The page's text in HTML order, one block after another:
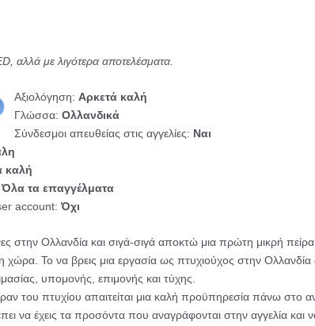
αλλά με λιγότερα αποτελέσματα.
Αξιολόγηση:Αρκετά καλή
Γλώσσα:Ολλανδικά
Σύνδεσμοι απευθείας στις αγγελίες: Ναι
καλή
Όλα τα επαγγέλματα
account:Όχι
στην Ολλανδία και σιγά-σιγά αποκτώ μια πρώτη μικρή πείρα
χώρα. Το να βρεις μια εργασία ως πτυχιούχος στην Ολλανδία
υπομονής, επιμονής και τύχης.
του πτυχίου απαιτείται μια καλή προϋπηρεσία πάνω στο
να έχεις τα προσόντα που αναγράφονται στην αγγελία και